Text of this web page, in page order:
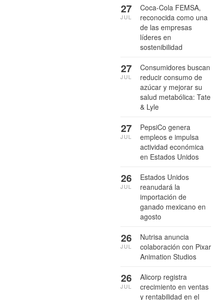
Coca-Cola FEMSA,
reconocida como una
de las empresas
líderes en
sostenibilidad
27
JUL
Consumidores buscan
reducir consumo de
azúcar y mejorar su
salud metabólica: Tate
& Lyle
27
JUL
PepsiCo genera
empleos e impulsa
actividad económica
en Estados Unidos
27
JUL
Estados Unidos
reanudará la
importación de
ganado mexicano en
agosto
26
JUL
Nutrisa anuncia
colaboración con Pixar
Animation Studios
26
JUL
Alicorp registra
crecimiento en ventas
y rentabilidad en el
26
JUL